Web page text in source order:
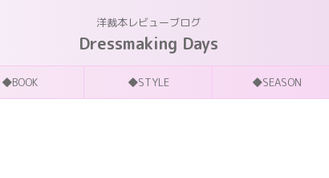
洋裁本レビューブログ
Dressmaking Days
◆BOOK ◆STYLE ◆SEASON